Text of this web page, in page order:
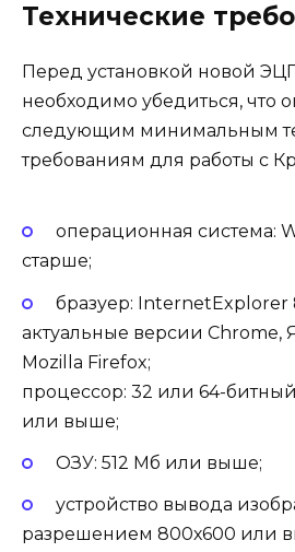
Технические
Перед установкой новой
необходимо убедиться, что
следующим минимальным
требованиям для работы с
операционная система:
старше;
бразуер:
актуальные версии Chrome,
Mozilla Firefox;
процессор: 32 или 64-битный
или выше;
ОЗУ: 512 Мб или выше;
устройство вывода
разрешением 800х600 или